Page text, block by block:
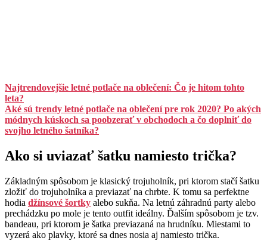
Najtrendovejšie letné potlače na oblečení: Čo je hitom tohto
leta?
Aké sú trendy letné potlače na oblečení pre rok 2020? Po akých
módnych kúskoch sa poobzerať v obchodoch a čo doplniť do
svojho letného šatníka?
Ako si uviazať šatku namiesto trička?
Základným spôsobom je klasický trojuholník, pri ktorom stačí šatku
zložiť do trojuholníka a previazať na chrbte. K tomu sa perfektne
hodia džínsové šortky alebo sukňa. Na letnú záhradnú party alebo
prechádzku po mole je tento outfit ideálny. Ďalším spôsobom je tzv.
bandeau, pri ktorom je šatka previazaná na hrudníku. Miestami to
vyzerá ako plavky, ktoré sa dnes nosia aj namiesto trička.